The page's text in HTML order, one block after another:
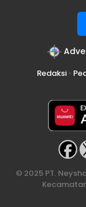
Redaksi•
© 2025 PT.